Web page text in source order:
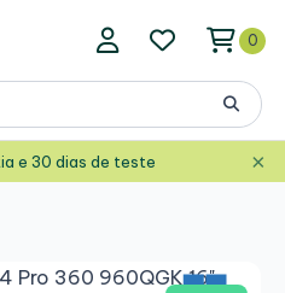
0
e 30 dias de teste ×